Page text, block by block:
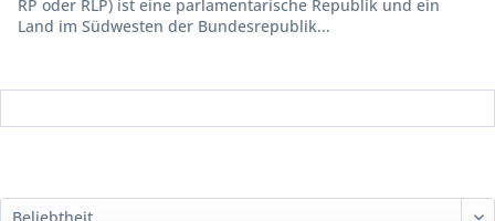
RP oder RLP) ist eine parlamentarische Republik und ein
Land im Südwesten der Bundesrepublik...